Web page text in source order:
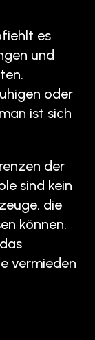
es
und
oder
ist sich
der
sind kein
die
können.
vermieden